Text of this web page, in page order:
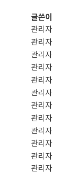
글쓴이
관리자
관리자
관리자
관리자
관리자
관리자
관리자
관리자
관리자
관리자
관리자
관리자